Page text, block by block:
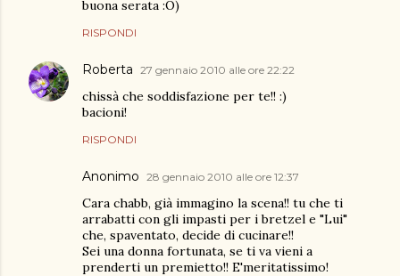
buona serata :O)
RISPONDI
Roberta 27 gennaio 2010 alle ore 22:22
chissà che soddisfazione per te!! :)
bacioni!
RISPONDI
Anonimo 28 gennaio 2010 alle ore 12:37
Cara chabb, già immagino la scena!! tu che ti
arrabatti con gli impasti per i bretzel e "Lui"
che, spaventato, decide di cucinare!!
Sei una donna fortunata, se ti va vieni a
prenderti un premietto!! E'meritatissimo!